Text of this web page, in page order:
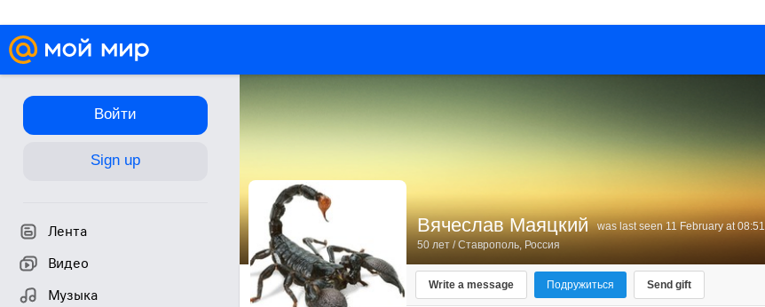
Войти
Sign up
Лента
Видео
Музыка
Вячеслав Маяцкий
was last seen 11 February at 08:51
50 лет/Ставрополь, Россия
Write a message Подружиться Send gift